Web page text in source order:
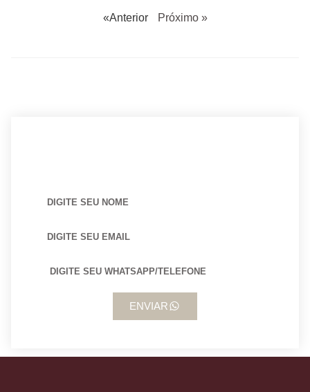
«Anterior Próximo »
ENVIAR